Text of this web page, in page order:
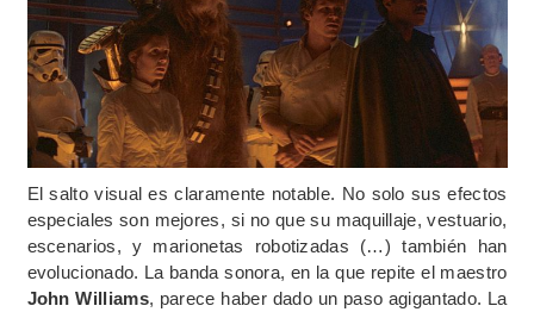
El salto visual es claramente notable. No solo sus efectos
especiales son mejores, si no que su maquillaje, vestuario,
escenarios, y marionetas robotizadas (…) también han
evolucionado. La banda sonora, en la que repite el maestro
John Williams, parece haber dado un paso agigantado. La